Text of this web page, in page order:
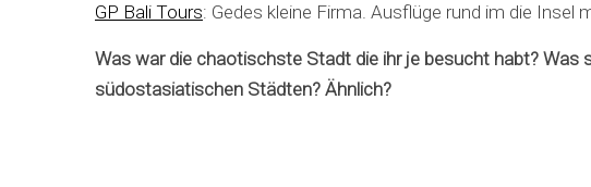
GP Bali Tours: Gedes kleine Firma. Ausflüge rund im die Insel
Was war die chaotischste Stadt die ihr je besucht habt? Was
südostasiatischen Städten? Ähnlich?